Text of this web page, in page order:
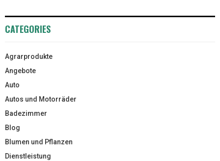
CATEGORIES
Agrarprodukte
Angebote
Auto
Autos und Motorräder
Badezimmer
Blog
Blumen und Pflanzen
Dienstleistung